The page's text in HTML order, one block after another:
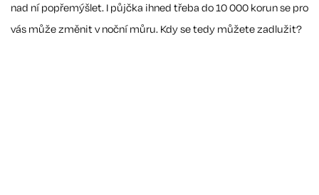
nad ní popřemýšlet. I půjčka ihned třeba do 10 000 korun se pro
vás může změnit v noční můru. Kdy se tedy můžete zadlužit?